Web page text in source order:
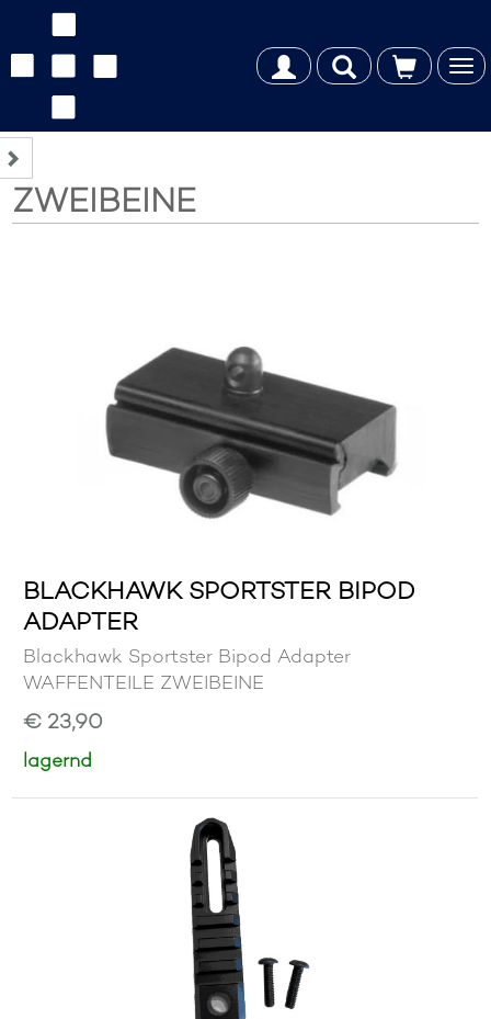
ZWEIBEINE
BLACKHAWK SPORTSTER BIPOD
ADAPTER
Blackhawk Sportster Bipod Adapter
WAFFENTEILE ZWEIBEINE
€ 23,90
lagernd